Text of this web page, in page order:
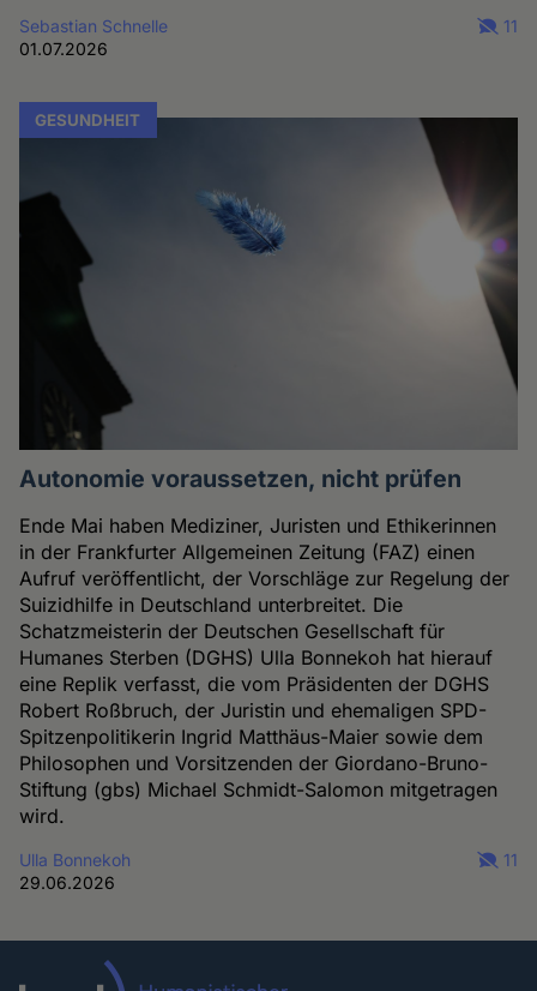
Sebastian Schnelle
01.07.2026
11
GESUNDHEIT
Autonomie voraussetzen, nicht prüfen
Ende Mai haben Mediziner, Juristen und Ethikerinnen
in der Frankfurter Allgemeinen Zeitung (FAZ) einen
Aufruf veröffentlicht, der Vorschläge zur Regelung der
Suizidhilfe in Deutschland unterbreitet. Die
Schatzmeisterin der Deutschen Gesellschaft für
Humanes Sterben (DGHS) Ulla Bonnekoh hat hierauf
eine Replik verfasst, die vom Präsidenten der DGHS
Robert Roßbruch, der Juristin und ehemaligen SPD-
Spitzenpolitikerin Ingrid Matthäus-Maier sowie dem
Philosophen und Vorsitzenden der Giordano-Bruno-
Stiftung (gbs) Michael Schmidt-Salomon mitgetragen
wird.
Ulla Bonnekoh
29.06.2026
11